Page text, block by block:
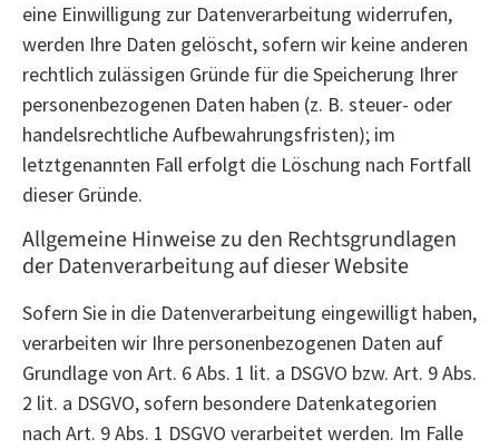
eine Einwilligung zur Datenverarbeitung widerrufen,
werden Ihre Daten gelöscht, sofern wir keine anderen
rechtlich zulässigen Gründe für die Speicherung Ihrer
personenbezogenen Daten haben (z. B. steuer- oder
handelsrechtliche Aufbewahrungsfristen); im
letztgenannten Fall erfolgt die Löschung nach Fortfall
dieser Gründe.
Allgemeine Hinweise zu den Rechtsgrundlagen
der Datenverarbeitung auf dieser Website
Sofern Sie in die Datenverarbeitung eingewilligt haben,
verarbeiten wir Ihre personenbezogenen Daten auf
Grundlage von Art. 6 Abs. 1 lit. a DSGVO bzw. Art. 9 Abs.
2 lit. a DSGVO, sofern besondere Datenkategorien
nach Art. 9 Abs. 1 DSGVO verarbeitet werden. Im Falle